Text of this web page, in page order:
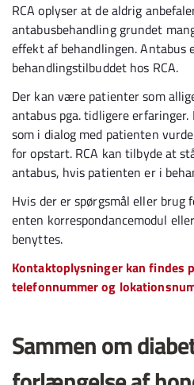
RCA oplyser at de aldrig
antabusbehandling grundet
effekt af behandlingen. Antabus
behandlingstilbuddet hos RCA.
Der kan være patienter som
antabus pga. tidligere
som i dialog med patienten
for opstart. RCA kan tilbyde at
antabus, hvis patienten er i
Hvis der er spørgsmål eller brug
enten korrespondancemodul
benyttes.
Kontaktoplysninger kan findes
telefonnummer og
Sammen om